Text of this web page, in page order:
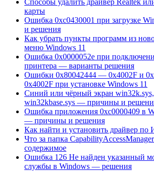
карты
Ошибка 0xc0430001 при загрузке
и решения
Как убрать пункты программ из
меню Windows 11
Ошибка 0x0000052e при
принтера — варианты решения
Ошибки 0x80042444 — 0x4002F и
0x4002F при установке Windows 11
Синий или чёрный экран
win32kbase.sys — причины и
Ошибка приложения 0xc0000409 в
— причины и решения
Как найти и установить драйвер по
Что за папка
содержимое
Ошибка 126 Не найден указанный
службы в Windows — решения